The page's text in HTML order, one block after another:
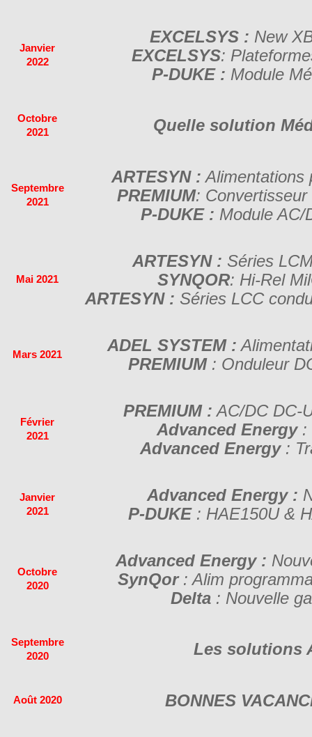
Janvier
2022
EXCELSYS : New
EXCELSYS:
P-DUKE : Module
Octobre
2021
Quelle solution
Septembre
2021
ARTESYN :
PREMIUM:
P-DUKE : Module AC/
Mai 2021
ARTESYN : Séries
SYNQOR: Hi-Rel
ARTESYN : Séries LCC
Mars 2021 ADEL SYSTEM :
PREMIUM : Onduleur
Février
2021
PREMIUM : AC/DC DC-
Advanced Energy :
Advanced Energy :
Janvier
2021
Advanced Energy :
P-DUKE : HAE150U &
Octobre
2020
Advanced Energy :
SynQor : Alim
Delta : Nouvelle
Septembre
2020
Les solutions
Août 2020 BONNES